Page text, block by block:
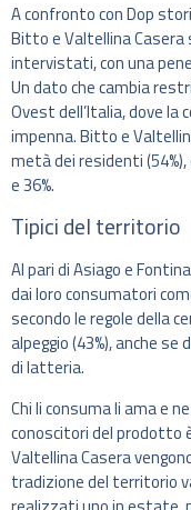
A confronto con Dop
Bitto e Valtellina Casera
intervistati, con una
Un dato che cambia
Ovest dell’Italia, dove la
impenna. Bitto e
metà dei residenti
e 36%.
Tipici del territorio
Al pari di Asiago e
dai loro consumatori
secondo le regole della
alpeggio (43%), anche
di latteria.
Chi li consuma li ama e
conoscitori del prodotto
Valtellina Casera
tradizione del territorio